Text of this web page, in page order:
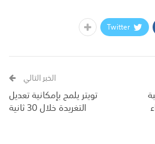
Twitter
الخبر التالي
تويتر يلمح بإمكانية تعديل
التغريدة خلال 30 ثانية